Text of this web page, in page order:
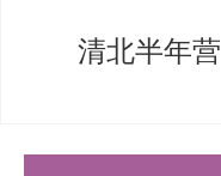
(1)总成绩
50%的权重
清北半年营